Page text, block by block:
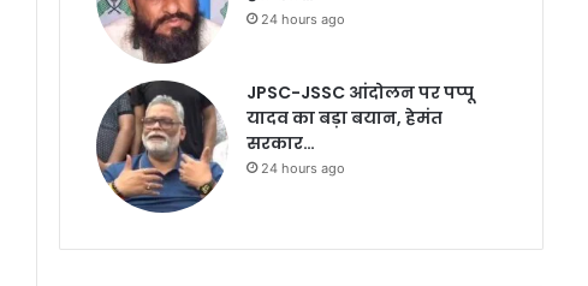
24 hours ago
JPSC-JSSC आंदोलन पर पप्पू
यादव का बड़ा बयान, हेमंत
सरकार…
24 hours ago